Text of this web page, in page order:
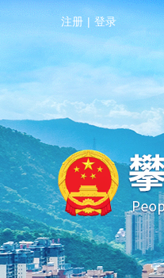
注册 | 登录